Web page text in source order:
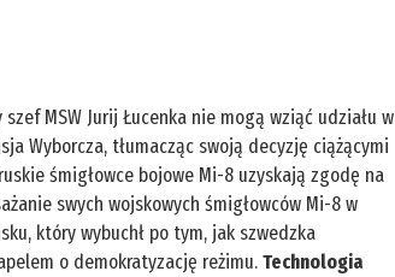
MSW Jurij Łucenka nie mogą wziąć udziału w
Wyborcza, tłumacząc swoją decyzję ciążącymi
śmigłowce bojowe Mi-8 uzyskają zgodę na
swych wojskowych śmigłowców Mi-8 w
który wybuchł po tym, jak szwedzka
o demokratyzację reżimu.Technologia